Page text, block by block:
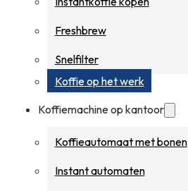
Freshbrew
Snelfilter
Koffie op het werk
Koffiemachine op kantoor
Koffieautomaat met bonen
Instant automaten